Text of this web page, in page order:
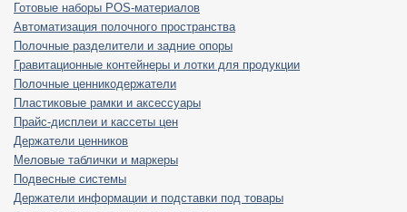
Готовые наборы POS-материалов
Автоматизация полочного пространства
Полочные разделители и задние опоры
Гравитационные контейнеры и лотки для продукции
Полочные ценникодержатели
Пластиковые рамки и аксессуары
Прайс-дисплеи и кассеты цен
Держатели ценников
Меловые таблички и маркеры
Подвесные системы
Держатели информации и подставки под товары